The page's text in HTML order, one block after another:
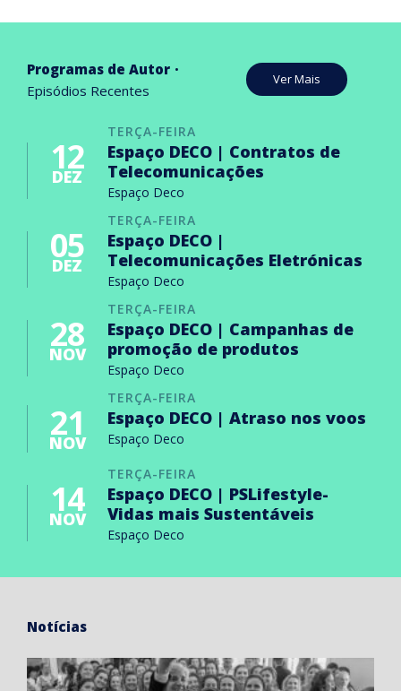
Programas de Autor
Episódios Recentes
Ver Mais
TERÇA-FEIRA
12
DEZ
Espaço DECO | Contratos de
Telecomunicações
Espaço Deco
TERÇA-FEIRA
05
DEZ
Espaço DECO |
Telecomunicações Eletrónicas
Espaço Deco
TERÇA-FEIRA
28
NOV
Espaço DECO | Campanhas de
promoção de produtos
Espaço Deco
TERÇA-FEIRA
21
NOV
Espaço DECO | Atraso nos voos
Espaço Deco
TERÇA-FEIRA
14
NOV
Espaço DECO | PSLifestyle-
Vidas mais Sustentáveis
Espaço Deco
Notícias